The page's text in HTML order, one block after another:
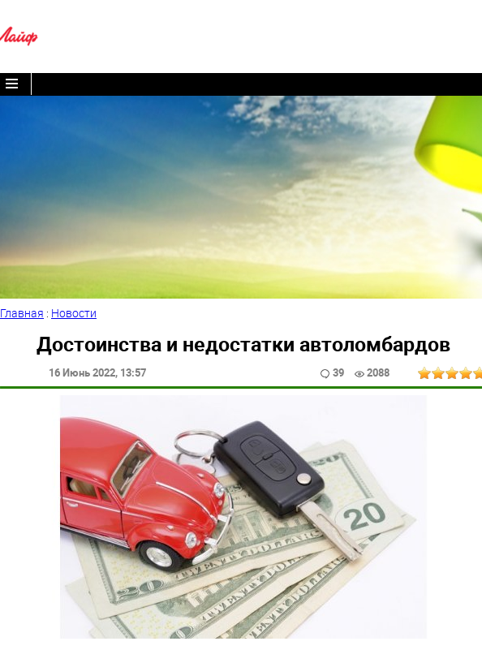
Главная : Новости
Достоинства и недостатки автоломбардов
16 Июнь 2022, 13:57 39 2088